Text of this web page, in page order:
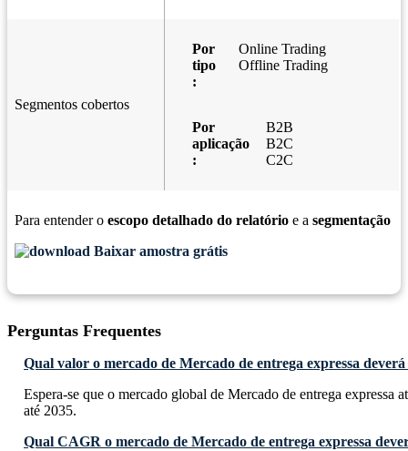
Segmentos cobertos
Por
tipo
:
Online Trading
Offline Trading
Por
aplicação
:
B2B
B2C
C2C
Para entender o escopo detalhado do relatório e a segmentação
Baixar amostra grátis
Perguntas Frequentes
Qual valor o mercado de Mercado de entrega expressa
Espera-se que o mercado global de Mercado de entrega
até 2035.
Qual CAGR o mercado de Mercado de entrega expressa